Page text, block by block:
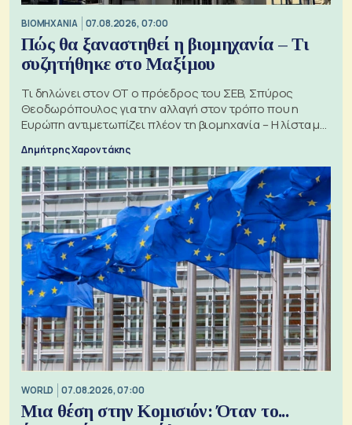
ΒΙΟΜΗΧΑΝΙΑ 07.08.2026, 07:00
Πώς θα ξαναστηθεί η βιομηχανία – Τι
συζητήθηκε στο Μαξίμου
Τι δηλώνει στον ΟΤ ο πρόεδρος του ΣΕΒ, Σπύρος
Θεοδωρόπουλος για την αλλαγή στον τρόπο που η
Ευρώπη αντιμετωπίζει πλέον τη βιομηχανία – Η λίστα με
Δημήτρης Χαροντάκης
WORLD 07.08.2026, 07:00
Μια θέση στην Κομισιόν: Όταν το...